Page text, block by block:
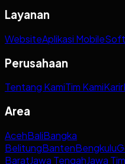
Layanan
WebsiteAplikasi Mobile
Perusahaan
Tentang KamiTim KamiKarir
Area
AcehBaliBangka
BelitungBantenBengkulu
BaratJawa TengahJawa